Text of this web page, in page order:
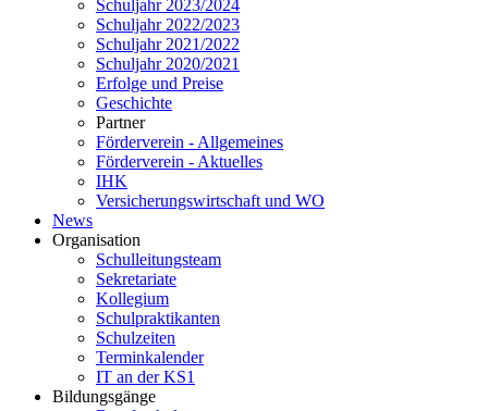
Schuljahr 2023/2024
Schuljahr 2022/2023
Schuljahr 2021/2022
Schuljahr 2020/2021
Erfolge und Preise
Geschichte
Partner
Förderverein - Allgemeines
Förderverein - Aktuelles
IHK
Versicherungswirtschaft und WO
News
Organisation
Schulleitungsteam
Sekretariate
Kollegium
Schulpraktikanten
Schulzeiten
Terminkalender
IT an der KS1
Bildungsgänge